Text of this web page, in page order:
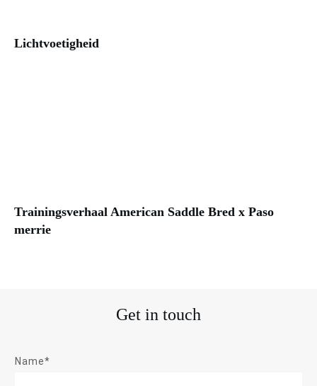
Lichtvoetigheid
Trainingsverhaal American Saddle Bred x Paso
merrie
Get in touch
Name*